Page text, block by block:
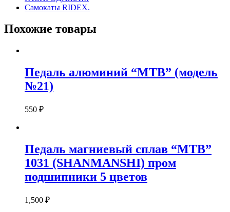
Самокаты RIDEX.
Похожие товары
Педаль алюминий “MTB” (модель
№21)
550 ₽
Педаль магниевый сплав “MTB”
1031 (SHANMANSHI) пром
подшипники 5 цветов
1,500 ₽